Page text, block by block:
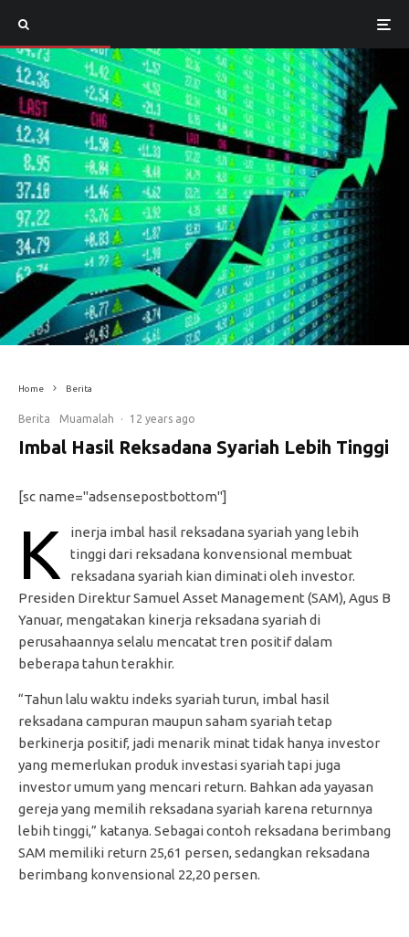
Home Berita
Berita Muamalah · 12 years ago
Imbal Hasil Reksadana Syariah Lebih Tinggi
[sc name="adsensepostbottom"]
K
inerja imbal hasil reksadana syariah yang lebih
tinggi dari reksadana konvensional membuat
reksadana syariah kian diminati oleh investor.
Presiden Direktur Samuel Asset Management (SAM), Agus B
Yanuar, mengatakan kinerja reksadana syariah di
perusahaannya selalu mencatat tren positif dalam
beberapa tahun terakhir.
“Tahun lalu waktu indeks syariah turun, imbal hasil
reksadana campuran maupun saham syariah tetap
berkinerja positif, jadi menarik minat tidak hanya investor
yang memerlukan produk investasi syariah tapi juga
investor umum yang mencari return. Bahkan ada yayasan
gereja yang memilih reksadana syariah karena returnnya
lebih tinggi,” katanya. Sebagai contoh reksadana berimbang
SAM memiliki return 25,61 persen, sedangkan reksadana
berimbang konvensional 22,20 persen.